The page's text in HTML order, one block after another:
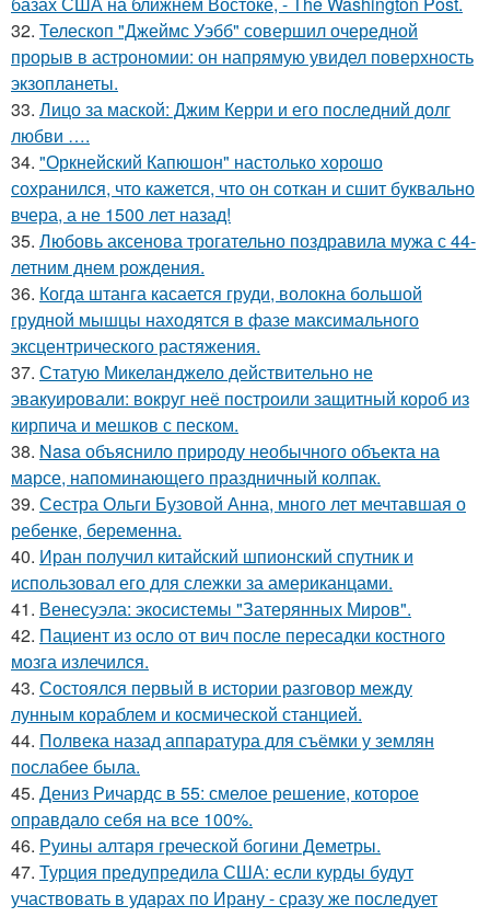
32. Телескоп "Джеймс Уэбб" совершил очередной
прорыв в астрономии: он напрямую увидел поверхность
экзопланеты.
33. Лицо за маской: Джим Керри и его последний долг
любви ….
34. "Оркнейский Капюшон" настолько хорошо
сохранился, что кажется, что он соткан и сшит буквально
вчера, а не 1500 лет назад!
35. Любовь аксенова трогательно поздравила мужа с 44-
летним днем рождения.
36. Когда штанга касается груди, волокна большой
грудной мышцы находятся в фазе максимального
эксцентрического растяжения.
37. Статую Микеланджело действительно не
эвакуировали: вокруг неё построили защитный короб из
кирпича и мешков с песком.
38. Nasa объяснило природу необычного объекта на
марсе, напоминающего праздничный колпак.
39. Сестра Ольги Бузовой Анна, много лет мечтавшая о
ребенке, беременна.
40. Иран получил китайский шпионский спутник и
использовал его для слежки за американцами.
41. Венесуэла: экосистемы "Затерянных Миров".
42. Пациент из осло от вич после пересадки костного
мозга излечился.
43. Состоялся первый в истории разговор между
лунным кораблем и космической станцией.
44. Полвека назад аппаратура для съёмки у землян
послабее была.
45. Дениз Ричардс в 55: смелое решение, которое
оправдало себя на все 100%.
46. Руины алтаря греческой богини Деметры.
47. Турция предупредила США: если курды будут
участвовать в ударах по Ирану - сразу же последует